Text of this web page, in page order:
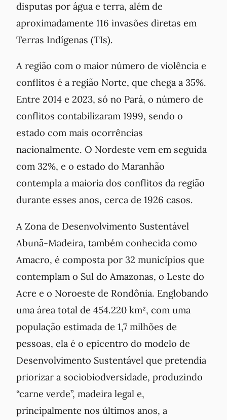
disputas por água e terra, além de
aproximadamente 116 invasões diretas em
Terras Indígenas (TIs).
A região com o maior número de violência e
conflitos é a região Norte, que chega a 35%.
Entre 2014 e 2023, só no Pará, o número de
conflitos contabilizaram 1999, sendo o
estado com mais ocorrências
nacionalmente. O Nordeste vem em seguida
com 32%, e o estado do Maranhão
contempla a maioria dos conflitos da região
durante esses anos, cerca de 1926 casos.
A Zona de Desenvolvimento Sustentável
Abunã-Madeira, também conhecida como
Amacro, é composta por 32 municípios que
contemplam o Sul do Amazonas, o Leste do
Acre e o Noroeste de Rondônia. Englobando
uma área total de 454.220 km², com uma
população estimada de 1,7 milhões de
pessoas, ela é o epicentro do modelo de
Desenvolvimento Sustentável que pretendia
priorizar a sociobiodversidade, produzindo
“carne verde”, madeira legal e,
principalmente nos últimos anos, a